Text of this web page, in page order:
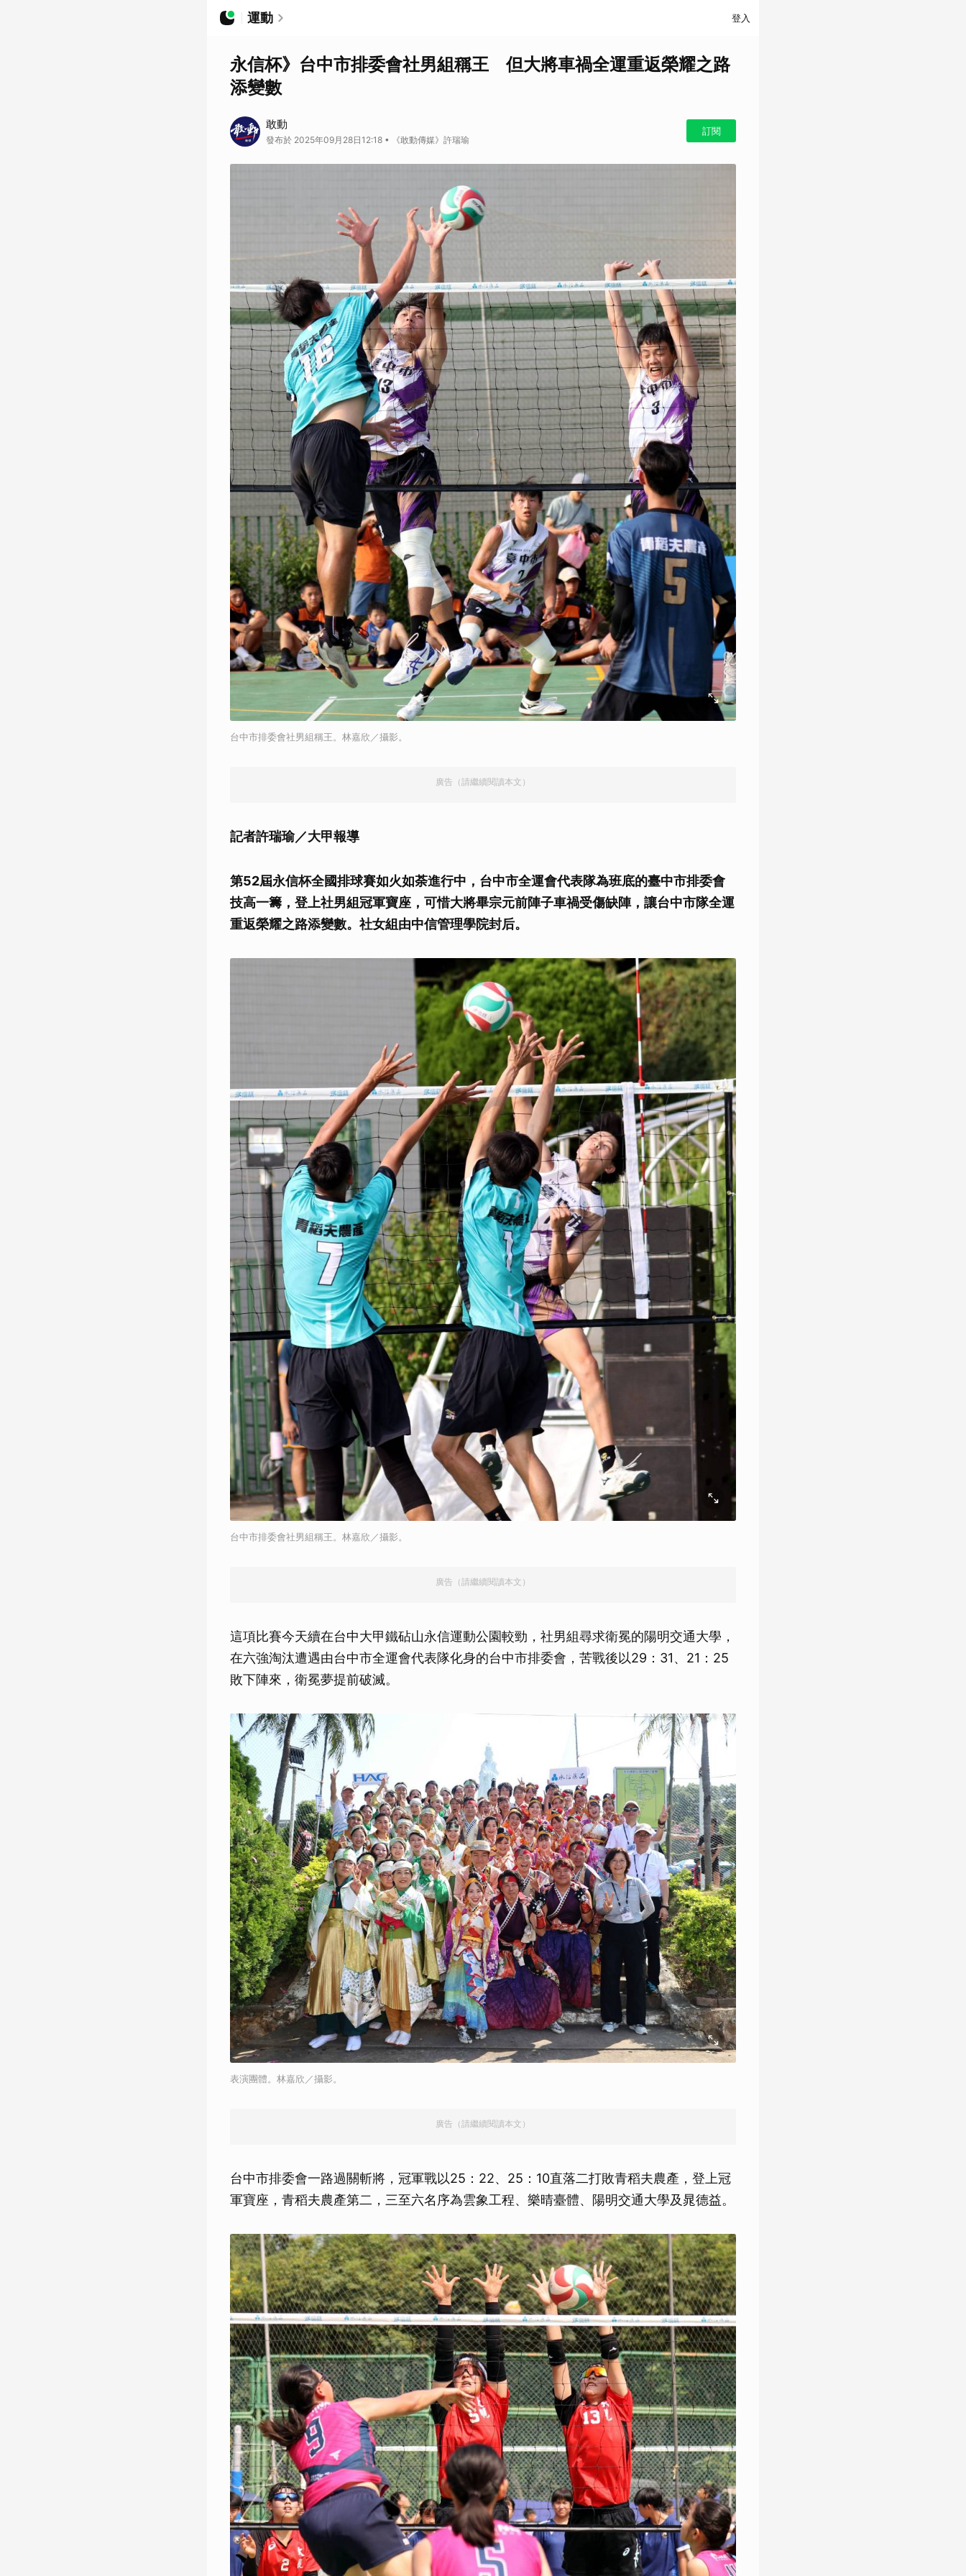
運動 登入
永信杯》台中市排委會社男組稱王 但大將車禍全運重返榮耀之路
添變數
敢動
發布於 2025年09月28日12:18 • 《敢動傳媒》許瑞瑜
訂閱
台中市排委會社男組稱王。林嘉欣／攝影。
廣告（請繼續閱讀本文）
記者許瑞瑜／大甲報導
第52屆永信杯全國排球賽如火如荼進行中，台中市全運會代表隊為班底的臺中市排委會
技高一籌，登上社男組冠軍寶座，可惜大將畢宗元前陣子車禍受傷缺陣，讓台中市隊全運
重返榮耀之路添變數。社女組由中信管理學院封后。
台中市排委會社男組稱王。林嘉欣／攝影。
廣告（請繼續閱讀本文）
這項比賽今天續在台中大甲鐵砧山永信運動公園較勁，社男組尋求衛冕的陽明交通大學，
在六強淘汰遭遇由台中市全運會代表隊化身的台中市排委會，苦戰後以29：31、21：25
敗下陣來，衛冕夢提前破滅。
表演團體。林嘉欣／攝影。
廣告（請繼續閱讀本文）
台中市排委會一路過關斬將，冠軍戰以25：22、25：10直落二打敗青稻夫農產，登上冠
軍寶座，青稻夫農產第二，三至六名序為雲象工程、樂晴臺體、陽明交通大學及晁德益。